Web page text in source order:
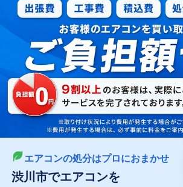
最短即日 お急ぎの方は
050-5482-
受付：24時間年中無休（通話
LINEやメールでカンタン
メールで回収依頼 LINE
エアコンの処分はプロにおまかせ
渋川市でエアコンを